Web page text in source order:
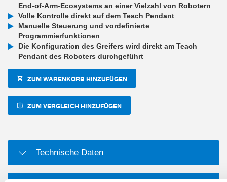
End-of-Arm-Ecosystems an einer Vielzahl von Robotern
Volle Kontrolle direkt auf dem Teach Pendant
Manuelle Steuerung und vordefinierte
Programmierfunktionen
Die Konfiguration des Greifers wird direkt am Teach
Pendant des Roboters durchgeführt
ZUM WARENKORB HINZUFÜGEN
ZUM VERGLEICH HINZUFÜGEN
Technische Daten